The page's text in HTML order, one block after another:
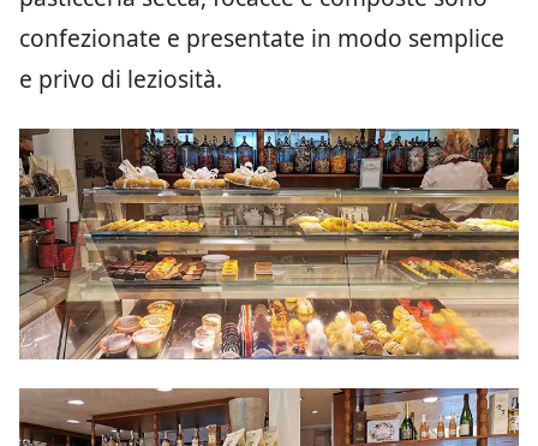
confezionate e presentate in modo semplice
e privo di leziosità.